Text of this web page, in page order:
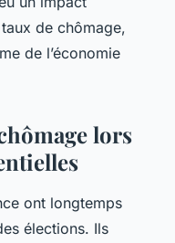
de chômage,
de l’économie
lors
ont longtemps
élections. Ils